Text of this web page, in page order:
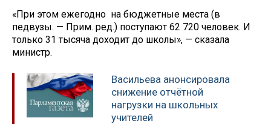
«При этом ежегодно на бюджетные места (в
педвузы. — Прим. ред.) поступают 62 720 человек. И
только 31 тысяча доходит до школы», — сказала
министр.
Васильева анонсировала
снижение отчётной
нагрузки на школьных
учителей